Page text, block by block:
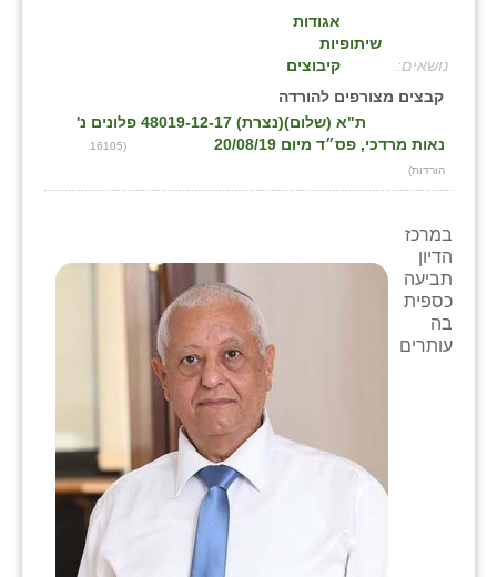
:
אגודות
שיתופיות
קיבוצים
קבצים מצורפים להורדה
ת"א (שלום)(נצרת) 48019-12-17 פלונים נ'
נאות מרדכי, פס״ד מיום 20/08/19
(16105
הורדות)
במרכז
הדיון
תביעה
כספית
בה
עותרים
ֿגבעת שפירא
גן הדרום
גן השומרון
גני עם
גני יהודה
גנות
ורד יריחו